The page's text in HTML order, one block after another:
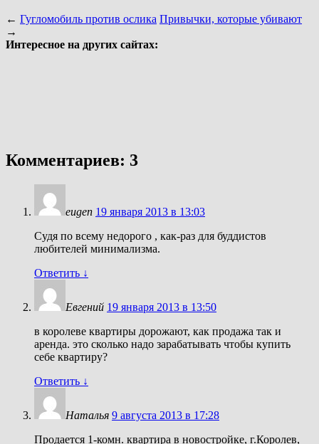
← Гугломобиль против ослика Привычки, которые убивают
→
Интересное на других сайтах:
Комментариев: 3
eugen 19 января 2013 в 13:03
Судя по всему недорого , как-раз для буддистов
любителей минимализма.
Ответить ↓
Евгений 19 января 2013 в 13:50
в королеве квартиры дорожают, как продажа так и
аренда. это сколько надо зарабатывать чтобы купить
себе квартиру?
Ответить ↓
Наталья 9 августа 2013 в 17:28
Продается 1-комн. квартира в новостройке, г.Королев,